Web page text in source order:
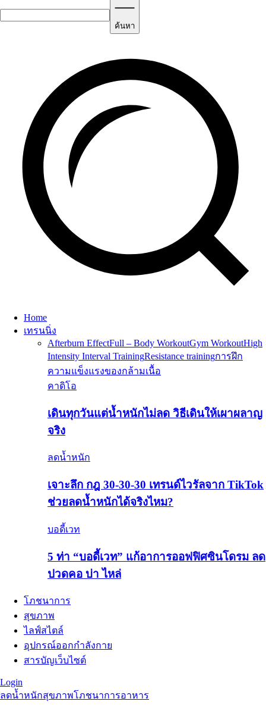
ค้นหา
Home
เทรนนิ่ง
Afterburn EffectFull – Body WorkoutGym WorkoutHigh
Intensity Interval TrainingResistance trainingการฝึก
ความแข็งแรงของกล้ามเนื้อ
คาดิโอ
เดินทุกวันแต่น้ำหนักไม่ลด วิธีเดินให้เผาผลาญ
จริง
ลดน้ำหนัก
เจาะลึก กฎ 30-30-30 เทรนด์ไวรัลจาก TikTok
ช่วยลดน้ำหนักได้จริงไหม?
บอดี้เวท
5 ท่า “บอดี้เวท” แก้อาการออฟฟิศซินโดรม ลด
ปวดคอ บ่า ไหล่
โภชนาการ
สุขภาพ
ไลฟ์สไตล์
อุปกรณ์ออกกำลังกาย
สารบัญเว็บไซต์
Login
ลดน้ำหนักสุขภาพโภชนาการอาหาร